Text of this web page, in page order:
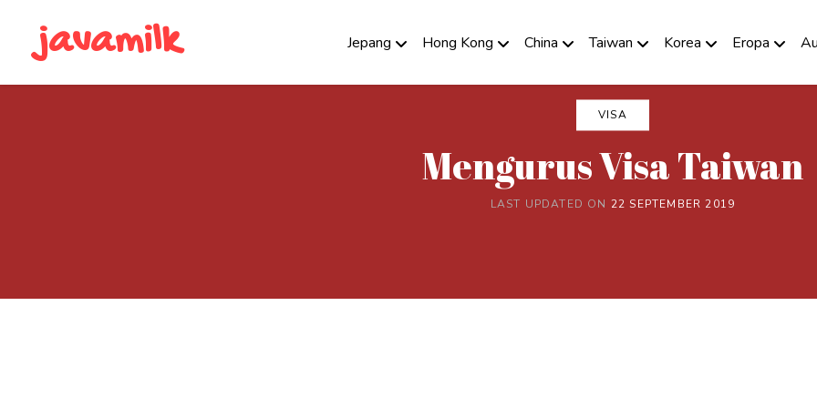
javamilk Jepang Hong Kong China Taiwan Korea Eropa
VISA
Mengurus Visa Taiwan
LAST UPDATED ON 22 SEPTEMBER 2019